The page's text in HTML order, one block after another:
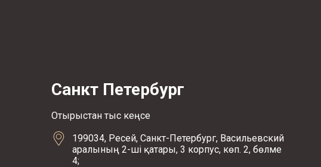
Санкт Петербург
Отырыстан тыс кеңсе
199034, Ресей, Санкт-Петербург, Васильевский
аралының 2-ші қатары, 3 корпус, көп. 2, бөлме
4;